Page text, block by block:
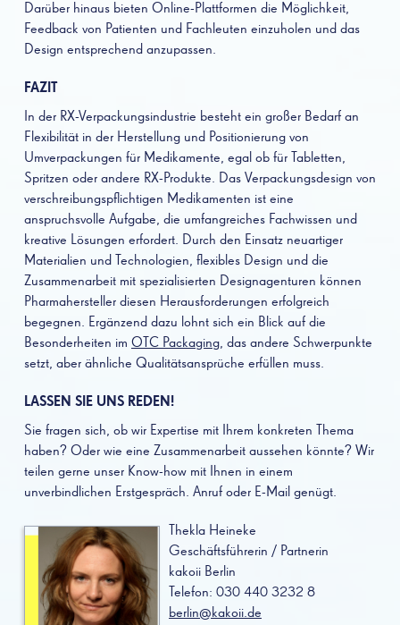
Darüber hinaus bieten Online-Plattformen die Möglichkeit,
Feedback von Patienten und Fachleuten einzuholen und das
Design entsprechend anzupassen.
FAZIT
In der RX-Verpackungsindustrie besteht ein großer Bedarf an
Flexibilität in der Herstellung und Positionierung von
Umverpackungen für Medikamente, egal ob für Tabletten,
Spritzen oder andere RX-Produkte. Das Verpackungsdesign von
verschreibungspflichtigen Medikamenten ist eine
anspruchsvolle Aufgabe, die umfangreiches Fachwissen und
kreative Lösungen erfordert. Durch den Einsatz neuartiger
Materialien und Technologien, flexibles Design und die
Zusammenarbeit mit spezialisierten Designagenturen können
Pharmahersteller diesen Herausforderungen erfolgreich
begegnen. Ergänzend dazu lohnt sich ein Blick auf die
Besonderheiten im OTC Packaging, das andere Schwerpunkte
setzt, aber ähnliche Qualitätsansprüche erfüllen muss.
LASSEN SIE UNS REDEN!
Sie fragen sich, ob wir Expertise mit Ihrem konkreten Thema
haben? Oder wie eine Zusammenarbeit aussehen könnte? Wir
teilen gerne unser Know-how mit Ihnen in einem
unverbindlichen Erstgespräch. Anruf oder E-Mail genügt.
Thekla Heineke
Geschäftsführerin / Partnerin
kakoii Berlin
Telefon: 030 440 3232 8
berlin@kakoii.de